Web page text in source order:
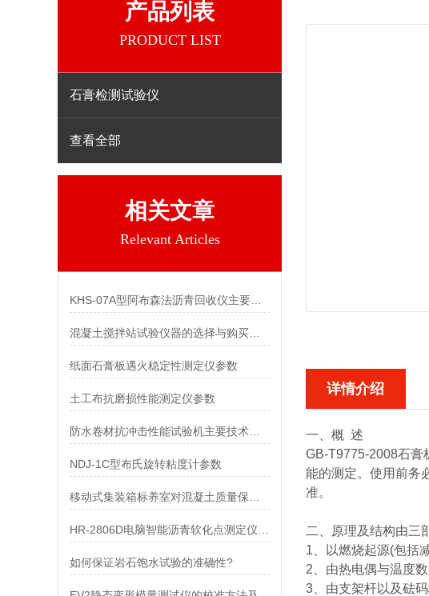
产品列表
PRODUCT LIST
石膏检测试验仪
查看全部
相关文章
Relevant Articles
KHS-07A型阿布森法沥青回收仪主要技术参数
混凝土搅拌站试验仪器的选择与购买指南
纸面石膏板遇火稳定性测定仪参数
土工布抗磨损性能测定仪参数
防水卷材抗冲击性能试验机主要技术指标
NDJ-1C型布氏旋转粘度计参数
如何保证岩石饱水试验的准确性?
详情介绍
一、概 述
GB-T9775-2008石膏
能的测定。使用前务
准。
二、原理及结构由三
1、以燃烧起源(包括
2、由热电偶与温度
3、由支架杆以及砝码